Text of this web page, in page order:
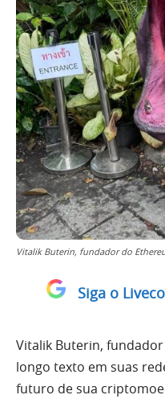
Vitalik Buterin, fundador do
Siga o
Vitalik Buterin,
longo texto em suas
futuro de sua